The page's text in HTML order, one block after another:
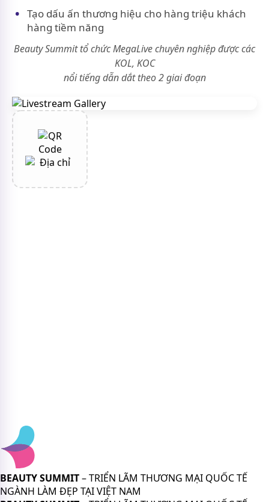
Tạo dấu ấn thương hiệu cho hàng triệu khách
hàng tiềm năng
Beauty Summit tổ chức MegaLive chuyên nghiệp được các
KOL, KOC
nổi tiếng dẫn dắt theo 2 giai đoạn
BEAUTY SUMMIT– TRIỂN LÃM THƯƠNG MẠI QUỐC TẾ
NGÀNH LÀM ĐẸP TẠI VIỆT NAM